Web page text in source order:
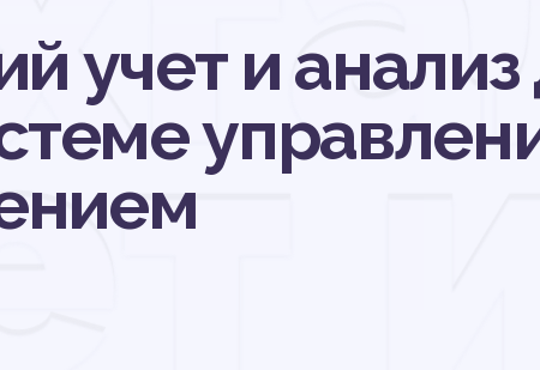
учет и